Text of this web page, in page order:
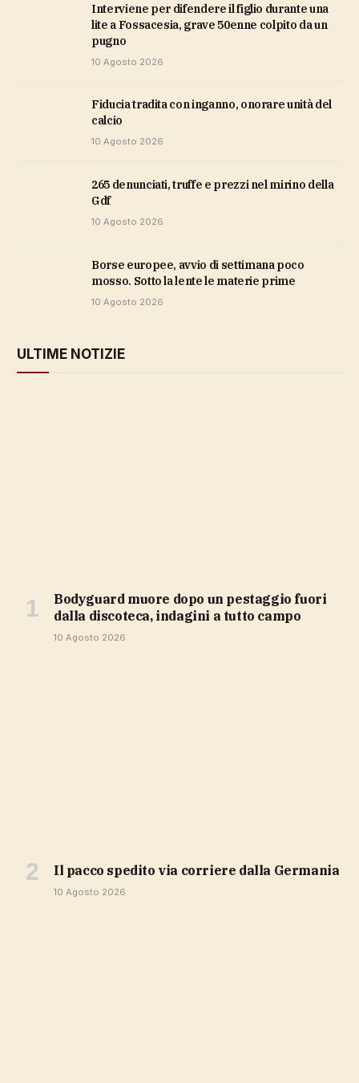
Interviene per difendere il figlio durante una
lite a Fossacesia, grave 50enne colpito da un
pugno
10 Agosto 2026
Fiducia tradita con inganno, onorare unità del
calcio
10 Agosto 2026
265 denunciati, truffe e prezzi nel mirino della
Gdf
10 Agosto 2026
Borse europee, avvio di settimana poco
mosso. Sotto la lente le materie prime
10 Agosto 2026
ULTIME NOTIZIE
Bodyguard muore dopo un pestaggio fuori
dalla discoteca, indagini a tutto campo
10 Agosto 2026
il pacco spedito via corriere dalla Germania
10 Agosto 2026